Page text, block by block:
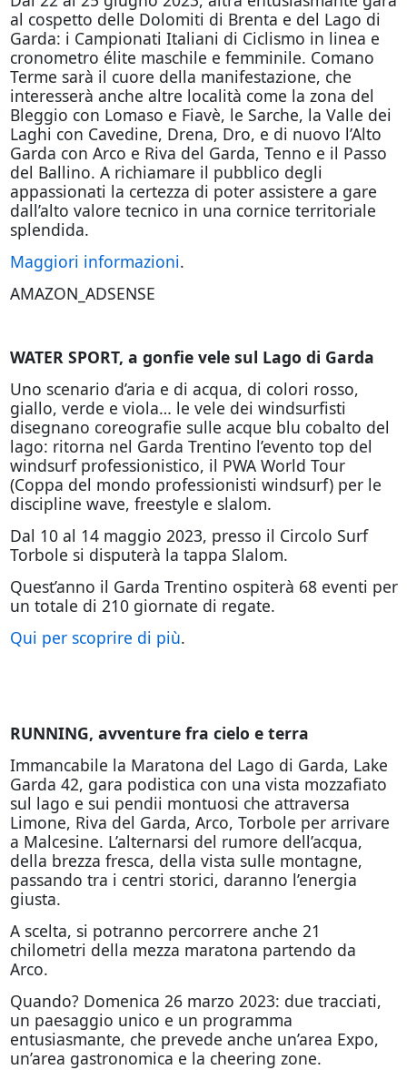
al cospetto delle Dolomiti di Brenta e del Lago di
Garda: i Campionati Italiani di Ciclismo in linea e
cronometro élite maschile e femminile. Comano
Terme sarà il cuore della manifestazione, che
interesserà anche altre località come la zona del
Bleggio con Lomaso e Fiavè, le Sarche, la Valle dei
Laghi con Cavedine, Drena, Dro, e di nuovo l’Alto
Garda con Arco e Riva del Garda, Tenno e il Passo
del Ballino. A richiamare il pubblico degli
appassionati la certezza di poter assistere a gare
dall’alto valore tecnico in una cornice territoriale
splendida.
Maggiori informazioni.
AMAZON_ADSENSE
WATER SPORT, a gonfie vele sul Lago di Garda
Uno scenario d’aria e di acqua, di colori rosso,
giallo, verde e viola… le vele dei windsurfisti
disegnano coreografie sulle acque blu cobalto del
lago: ritorna nel Garda Trentino l’evento top del
windsurf professionistico, il PWA World Tour
(Coppa del mondo professionisti windsurf) per le
discipline wave, freestyle e slalom.
Dal 10 al 14 maggio 2023, presso il Circolo Surf
Torbole si disputerà la tappa Slalom.
Quest’anno il Garda Trentino ospiterà 68 eventi per
un totale di 210 giornate di regate.
Qui per scoprire di più.
RUNNING, avventure fra cielo e terra
Immancabile la Maratona del Lago di Garda, Lake
Garda 42, gara podistica con una vista mozzafiato
sul lago e sui pendii montuosi che attraversa
Limone, Riva del Garda, Arco, Torbole per arrivare
a Malcesine. L’alternarsi del rumore dell’acqua,
della brezza fresca, della vista sulle montagne,
passando tra i centri storici, daranno l’energia
giusta.
A scelta, si potranno percorrere anche 21
chilometri della mezza maratona partendo da
Arco.
Quando? Domenica 26 marzo 2023: due tracciati,
un paesaggio unico e un programma
entusiasmante, che prevede anche un’area Expo,
un’area gastronomica e la cheering zone.